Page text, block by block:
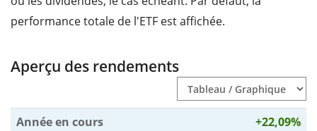
performance totale de l'ETF est affichée.
Aperçu des rendements
Année en cours
+22,09%